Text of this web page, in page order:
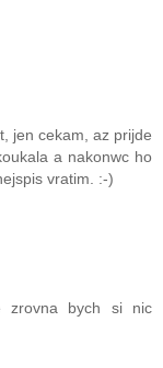
jen cekam, az prijde
a nakonwc ho
vratim. :-)
zrovna bych si nic